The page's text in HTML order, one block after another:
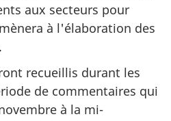
aux secteurs pour
à l'élaboration des
recueillis durant les
de commentaires qui
à la mi-